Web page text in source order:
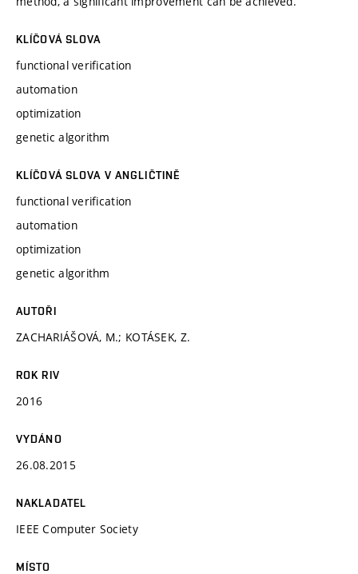
KLÍČOVÁ SLOVA
functional verification
automation
optimization
genetic algorithm
KLÍČOVÁ SLOVA V ANGLIČTINĚ
functional verification
automation
optimization
genetic algorithm
AUTOŘI
ZACHARIÁŠOVÁ, M.; KOTÁSEK, Z.
ROK RIV
2016
VYDÁNO
26.08.2015
NAKLADATEL
IEEE Computer Society
MÍSTO